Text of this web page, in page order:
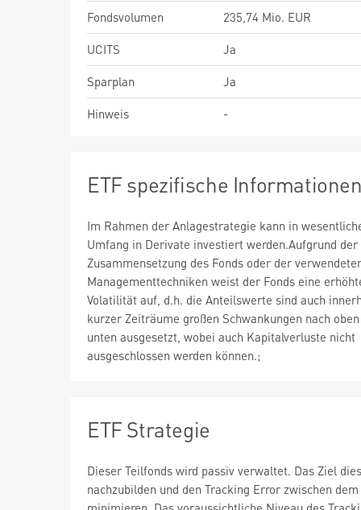
Fondsvolumen
235,74 Mio. EUR
UCITS
Ja
Sparplan
Ja
Hinweis
-
ETF spezifische
Im Rahmen der Anlagestrategie kann in
Umfang in Derivate investiert werden.Aufgrund der
Zusammensetzung des Fonds oder der
Managementtechniken weist der Fonds eine
Volatilität auf, d.h. die Anteilswerte sind auch
kurzer Zeiträume großen Schwankungen nach
unten ausgesetzt, wobei auch Kapitalverluste nicht
ausgeschlossen werden können.;
ETF Strategie
Dieser Teilfonds wird passiv verwaltet. Das Ziel
nachzubilden und den Tracking Error zwischen